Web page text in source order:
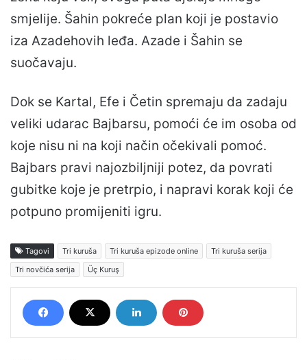
smjelije. Šahin pokreće plan koji je postavio
iza Azadehovih leđa. Azade i Šahin se
suočavaju.
Dok se Kartal, Efe i Četin spremaju da zadaju
veliki udarac Bajbarsu, pomoći će im osoba od
koje nisu ni na koji način očekivali pomoć.
Bajbars pravi najozbiljniji potez, da povrati
gubitke koje je pretrpio, i napravi korak koji će
potpuno promijeniti igru.
Tagovi Tri kuruša Tri kuruša epizode online
Tri kuruša serija
Tri novčića serija
Üç Kuruş